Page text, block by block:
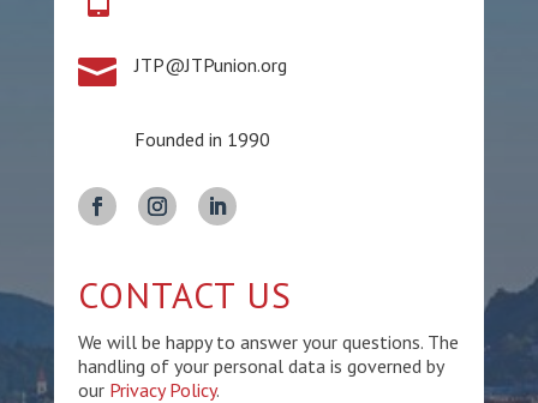
 JTP@JTPunion.org
Founded in 1990
CONTACT US
We will be happy to answer your questions. The
handling of your personal data is governed by
our Privacy Policy.